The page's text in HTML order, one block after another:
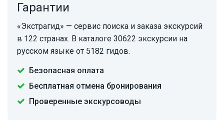
Гарантии
«Экстрагид» — сервис поиска и заказа экскурсий
в 122 странах. В каталоге 30622 экскурсии на
русском языке от 5182 гидов.
Безопасная оплата
Бесплатная отмена бронирования
Проверенные экскурсоводы